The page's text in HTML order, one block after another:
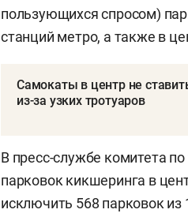
пользующихся спросом)
станций метро, а также в
Самокаты в центр не
из-за узких тротуаров
В пресс-службе комитета
парковок кикшеринга в
исключить 568 парковок